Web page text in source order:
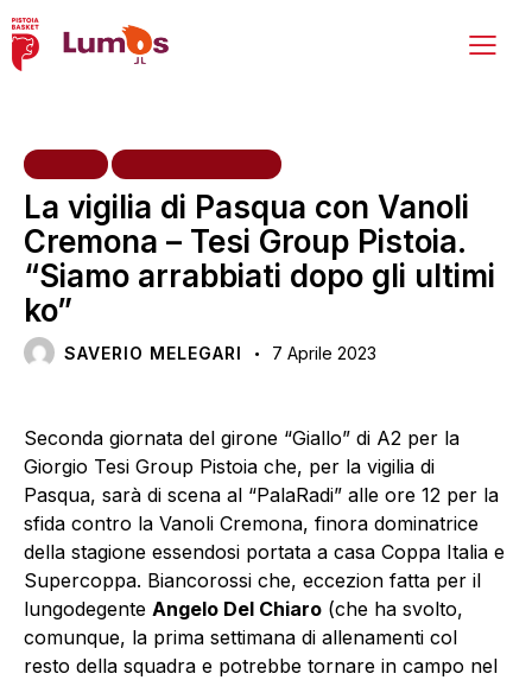
La vigilia di Pasqua con Vanoli
Cremona – Tesi Group Pistoia.
“Siamo arrabbiati dopo gli ultimi
ko”
SAVERIO MELEGARI 7 Aprile 2023
Seconda giornata del girone “Giallo” di A2 per la
Giorgio Tesi Group Pistoia che, per la vigilia di
Pasqua, sarà di scena al “PalaRadi” alle ore 12 per la
sfida contro la Vanoli Cremona, finora dominatrice
della stagione essendosi portata a casa Coppa Italia e
Supercoppa. Biancorossi che, eccezion fatta per il
lungodegente Angelo Del Chiaro (che ha svolto,
comunque, la prima settimana di allenamenti col
resto della squadra e potrebbe tornare in campo nel